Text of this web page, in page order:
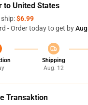
to United States
$6.99
- Order today to get by
Shipping
Aug. 12
Transaktion